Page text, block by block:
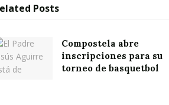
Posts
Compostela abre
inscripciones para su
torneo de basquetbol